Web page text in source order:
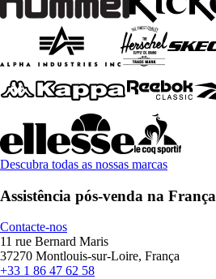
Descubra todas as nossas marcas
Assistência pós-venda na França
Contacte-nos
11 rue Bernard Maris
37270 Montlouis-sur-Loire, França
+33 1 86 47 62 58